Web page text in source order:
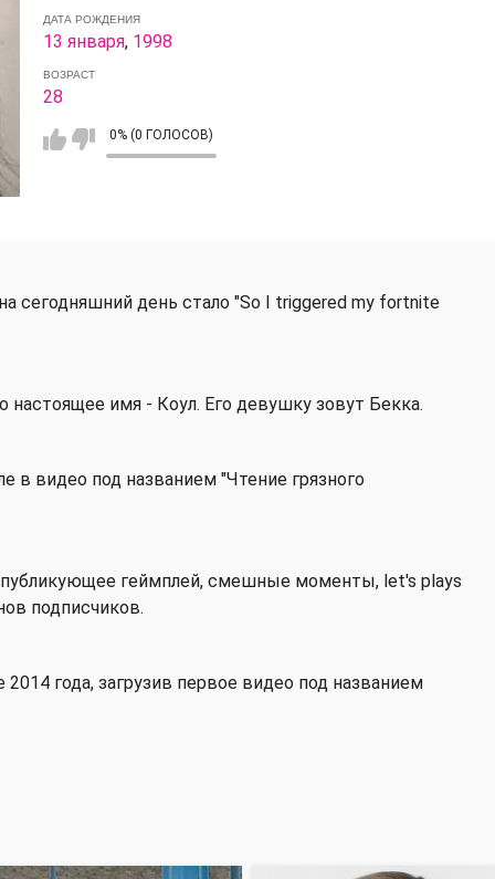
ДАТА РОЖДЕНИЯ
13 января, 1998
ВОЗРАСТ
28
0% (0 ГОЛОСОВ)
день стало "So I triggered my fortnite
настоящее имя - Коул. Его девушку зовут Бекка.
в видео под названием "Чтение грязного
публикующее геймплей, смешные моменты, let's plays
подписчиков.
года, загрузив первое видео под названием